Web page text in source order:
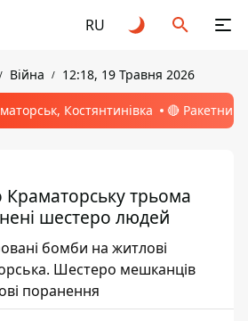
RU
Війна 12:18, 19 Травня 2026
Костянтинівка 🔴 Ракетний
трьома
шестеро людей
бомби на житлові
Шестеро мешканців
поранення